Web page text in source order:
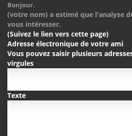
Bonjour.
(votre nom) a estimé que l'analyse
vous intéresser.
(Suivez le lien vers cette page)
Adresse électronique de votre ami
Vous pouvez saisir plusieurs
virgules
Texte